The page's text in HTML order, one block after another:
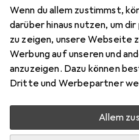
Wenn du allem zustimmst,
darüber hinaus nutzen, um
zu zeigen, unsere Webseite
Werbung auf unseren und
anzuzeigen. Dazu können
Dritte und Werbepartner
Allem
1
Bewertungen
Aktuell nicht lieferbar
Benachrichtigen, wenn
Vergleichen